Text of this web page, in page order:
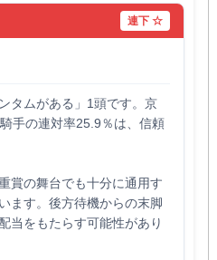
連下 ☆
タムがある」1頭です。京
手の連対率25.9％は、信頼
賞の舞台でも十分に通用す
ます。後方待機からの末脚
当をもたらす可能性があり